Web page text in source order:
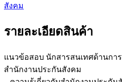
สังคม
รายละเอียดสินค้า
แนวข้อสอบ นักสารสนเทศด้านกา
สำนักงานประกันสังคม